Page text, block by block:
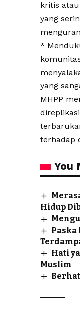
kritis
yang
*
yang
MHPP
terhadap
You
Hidup
Paska
Hati
Muslim